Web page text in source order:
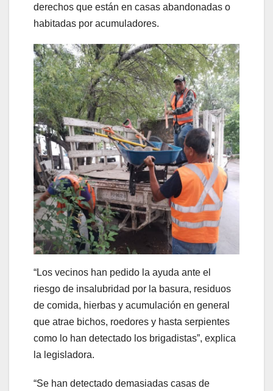
derechos que están en casas abandonadas o
habitadas por acumuladores.
“Los vecinos han pedido la ayuda ante el
riesgo de insalubridad por la basura, residuos
de comida, hierbas y acumulación en general
que atrae bichos, roedores y hasta serpientes
como lo han detectado los brigadistas”, explica
la legisladora.
“Se han detectado demasiadas casas de